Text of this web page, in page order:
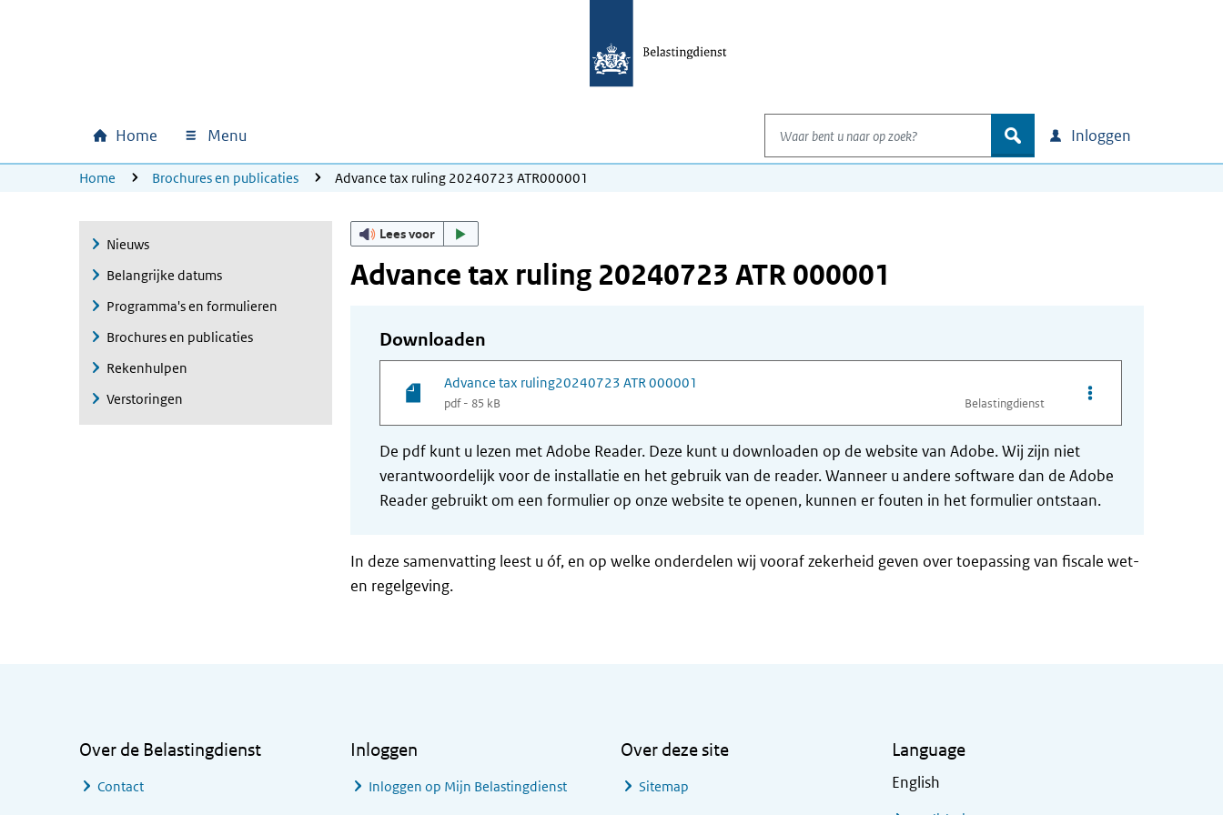
Hoofdnavigatie
Home Menu
Waar bent u naar op zoek?
zoek Inloggen
U bevindt zich hier:
Home Brochures en publicaties Advance tax ruling 20240723 ATR000001
Nieuws
Belangrijke datums
Programma's en formulieren
Brochures en publicaties
Rekenhulpen
Verstoringen
Lees voor
Advance tax ruling 20240723 ATR 000001
Downloaden
Advance tax ruling20240723 ATR 000001
pdf - 85 kB Belastingdienst
Opties van bestand
De pdf kunt u lezen met Adobe Reader. Deze kunt u downloaden op de website van Adobe. Wij zijn niet
verantwoordelijk voor de installatie en het gebruik van de reader. Wanneer u andere software dan de Adobe
Reader gebruikt om een formulier op onze website te openen, kunnen er fouten in het formulier ontstaan.
In deze samenvatting leest u óf, en op welke onderdelen wij vooraf zekerheid geven over toepassing van fiscale wet-
en regelgeving.
Over de Belastingdienst
Contact
Inloggen
Inloggen op Mijn Belastingdienst
Over deze site
Sitemap
Language
English